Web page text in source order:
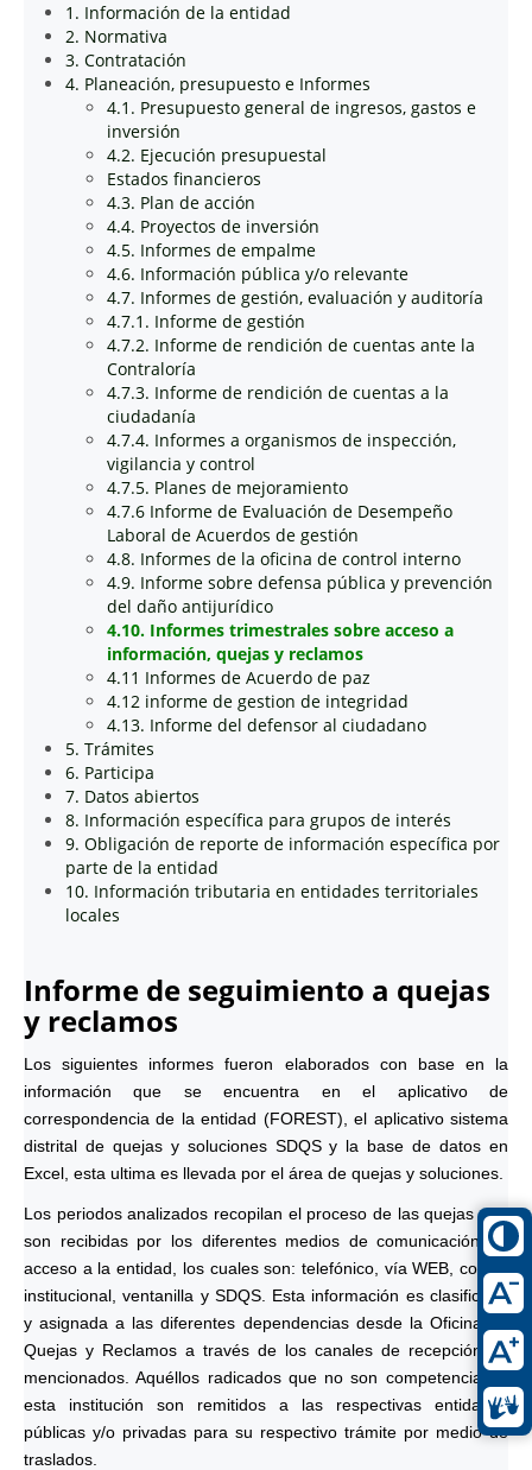
1. Información de la entidad
2. Normativa
3. Contratación
4. Planeación, presupuesto e Informes
4.1. Presupuesto general de ingresos, gastos e
inversión
4.2. Ejecución presupuestal
Estados financieros
4.3. Plan de acción
4.4. Proyectos de inversión
4.5. Informes de empalme
4.6. Información pública y/o relevante
4.7. Informes de gestión, evaluación y auditoría
4.7.1. Informe de gestión
4.7.2. Informe de rendición de cuentas ante la
Contraloría
4.7.3. Informe de rendición de cuentas a la
ciudadanía
4.7.4. Informes a organismos de inspección,
vigilancia y control
4.7.5. Planes de mejoramiento
4.7.6 Informe de Evaluación de Desempeño
Laboral de Acuerdos de gestión
4.8. Informes de la oficina de control interno
4.9. Informe sobre defensa pública y prevención
del daño antijurídico
4.10. Informes trimestrales sobre acceso a
información, quejas y reclamos
4.11 Informes de Acuerdo de paz
4.12 informe de gestion de integridad
4.13. Informe del defensor al ciudadano
5. Trámites
6. Participa
7. Datos abiertos
8. Información específica para grupos de interés
9. Obligación de reporte de información específica por
parte de la entidad
10. Información tributaria en entidades territoriales
locales
Informe de seguimiento a quejas
y reclamos
Los siguientes informes fueron elaborados con base en la
información que se encuentra en el aplicativo de
correspondencia de la entidad (FOREST), el aplicativo sistema
distrital de quejas y soluciones SDQS y la base de datos en
Excel, esta ultima es llevada por el área de quejas y soluciones.
Los periodos analizados recopilan el proceso de las quejas que
son recibidas por los diferentes medios de comunicación de
acceso a la entidad, los cuales son: telefónico, vía WEB, correo
institucional, ventanilla y SDQS. Esta información es clasificada
y asignada a las diferentes dependencias desde la Oficina de
Quejas y Reclamos a través de los canales de recepción ya
mencionados. Aquéllos radicados que no son competencia de
esta institución son remitidos a las respectivas entidades
públicas y/o privadas para su respectivo trámite por medio de
traslados.